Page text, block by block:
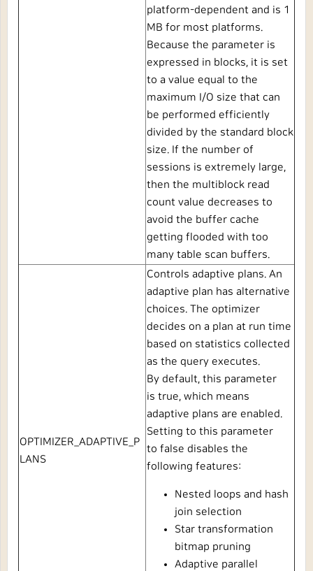
platform-dependent and is 1
MB for most platforms.
Because the parameter is
expressed in blocks, it is set
to a value equal to the
maximum I/O size that can
be performed efficiently
divided by the standard block
size. If the number of
sessions is extremely large,
then the multiblock read
count value decreases to
avoid the buffer cache
getting flooded with too
many table scan buffers.
OPTIMIZER_ADAPTIVE_P
LANS
Controls adaptive plans. An
adaptive plan has alternative
choices. The optimizer
decides on a plan at run time
based on statistics collected
as the query executes.
By default, this parameter
is true, which means
adaptive plans are enabled.
Setting to this parameter
to false disables the
following features:
Nested loops and hash
join selection
Star transformation
bitmap pruning
Adaptive parallel